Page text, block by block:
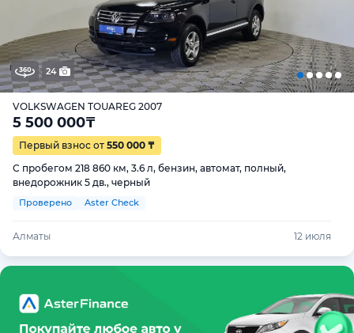
24
VOLKSWAGEN TOUAREG 2007
5 500 000₸
Первый взнос от 550 000 ₸
С пробегом 218 860 км, 3.6 л, бензин, автомат, полный,
внедорожник 5 дв., черный
Проверено Aster Check
Алматы 12 июля